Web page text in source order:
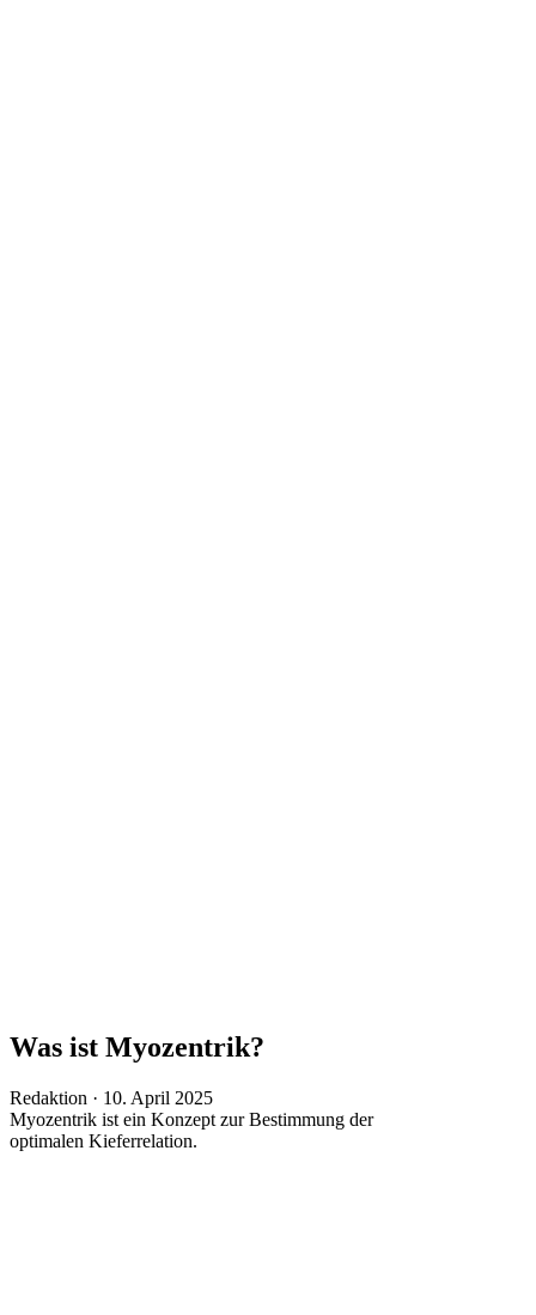
Was ist Myozentrik?
Redaktion · Veröffentlicht
am
10. April 2025
Myozentrik ist ein Konzept zur Bestimmung der
optimalen Kieferrelation.